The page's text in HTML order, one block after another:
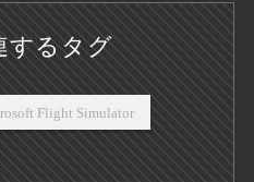
するタグ
Flight Simulator